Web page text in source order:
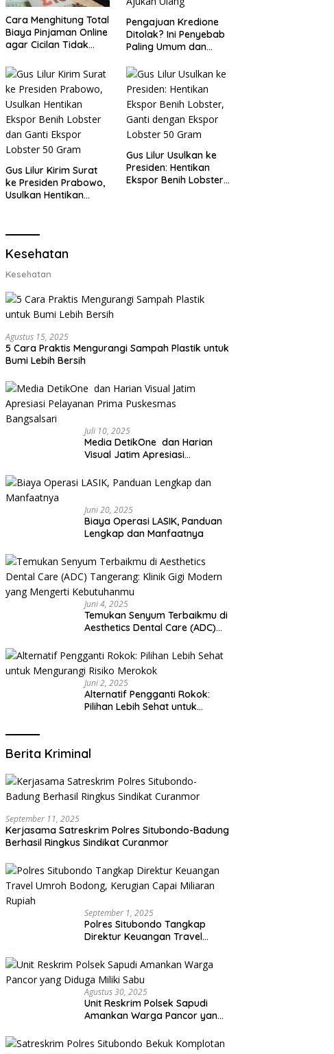
Cara Menghitung Total
Biaya Pinjaman Online
agar Cicilan Tidak
Pengajuan Kredione
Ditolak? Ini Penyebab
Paling Umum dan
Gus Lilur Kirim Surat
ke Presiden Prabowo,
Usulkan Hentikan
Lobster 50 Gram
Gus Lilur Usulkan ke
Presiden: Hentikan
Ekspor Benih Lobster,
Kesehatan
Kesehatan
Agustus 15, 2025
5 Cara Praktis Mengurangi Sampah Plastik untuk
Bumi Lebih Bersih
Juli 10, 2025
Media DetikOne dan Harian
Visual Jatim Apresiasi
Bangsalsari
Juni 20, 2025
Biaya Operasi LASIK, Panduan
Lengkap dan Manfaatnya
Juni 4, 2025
Temukan Senyum Terbaikmu di
Aesthetics Dental Care (ADC)
yang Mengerti Kebutuhanmu
Juni 2, 2025
Alternatif Pengganti Rokok:
Pilihan Lebih Sehat untuk
Berita Kriminal
September 11, 2025
Kerjasama Satreskrim Polres Situbondo-Badung
Berhasil Ringkus Sindikat Curanmor
September 1, 2025
Polres Situbondo Tangkap
Direktur Keuangan Travel
Capai Miliaran Rupiah
Agustus 30, 2025
Unit Reskrim Polsek Sapudi
Amankan Warga Pancor yang